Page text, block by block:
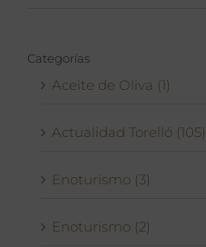
Categorías
Aceite de Oliva (1)
Actualidad Torelló (105)
Enoturismo (3)
Enoturismo (2)